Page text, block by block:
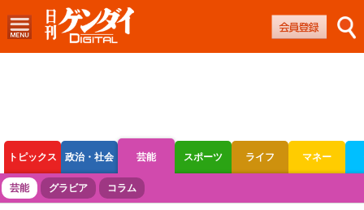
トピックス 政治・社会 芸能 スポーツ ライフ マネー
ボートレース 競輪 オートレース
芸能 グラビア コラム